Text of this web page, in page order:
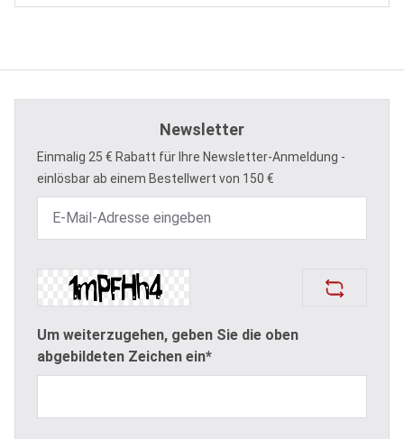
Newsletter
Einmalig 25 € Rabatt für Ihre Newsletter-Anmeldung -
einlösbar ab einem Bestellwert von 150 €
Um weiterzugehen, geben Sie die oben
abgebildeten Zeichen ein*